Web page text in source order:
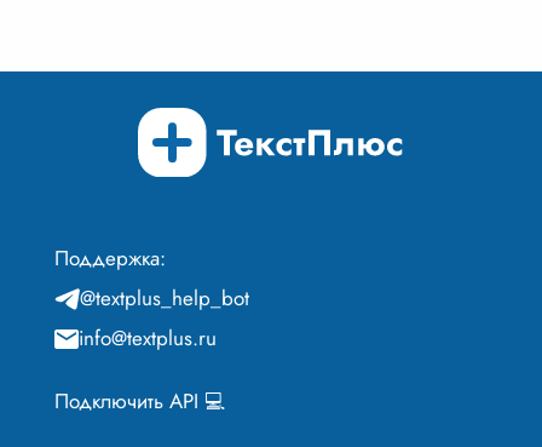
Поддержка:
@textplus_help_bot
info@textplus.ru
Подключить API 💻